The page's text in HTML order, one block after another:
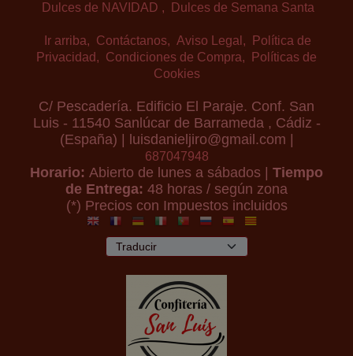
Dulces de NAVIDAD
Dulces de Semana Santa
Ir arriba Contáctanos Aviso Legal
Política de
Privacidad
Condiciones de Compra
Políticas de
Cookies
C/ Pescadería. Edificio El Paraje. Conf. San
Luis - 11540 Sanlúcar de Barrameda , Cádiz -
(España) | luisdanieljiro@gmail.com |
687047948
Horario: Abierto de lunes a sábados | Tiempo
de Entrega: 48 horas / según zona
(*) Precios con Impuestos incluidos